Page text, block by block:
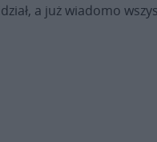
a już wiadomo